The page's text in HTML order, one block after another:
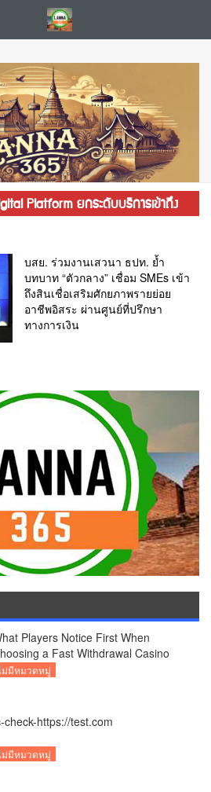
Platform ยกระดับบริการเข้าถึง
บสย. ร่วมงานเสวนา ธปท. ย้ำ
บทบาท “ตัวกลาง” เชื่อม SMEs เข้า
ถึงสินเชื่อเสริมศักยภาพรายย่อย
อาชีพอิสระ ผ่านศูนย์ที่ปรึกษา
ทางการเงิน
Players Notice First When
a Fast Withdrawal Casino
ม่มีหมวดหมู่
check-https://test.com
ม่มีหมวดหมู่